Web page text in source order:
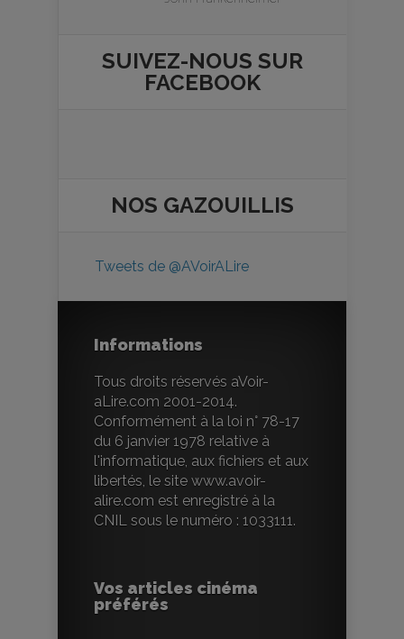
SUIVEZ-NOUS SUR
FACEBOOK
NOS GAZOUILLIS
Tweets de @AVoirALire
Informations
Tous droits réservés aVoir-
aLire.com 2001-2014.
Conformément à la loi n° 78-17
du 6 janvier 1978 relative à
l'informatique, aux fichiers et aux
libertés, le site www.avoir-
alire.com est enregistré à la
CNIL sous le numéro : 1033111.
Vos articles cinéma
préférés